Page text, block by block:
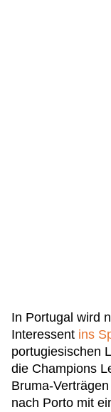
In Portugal wird
Interessent ins
portugiesischen
die Champions
Bruma-
nach Porto mit